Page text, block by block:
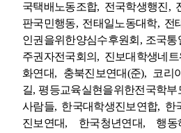
국택배노동조합, 전국학생행진,
판국민행동, 전태일노동대학, 전
인권을위한양심수후원회 , 조국통
주권자전국회의 , 진보대학생네트
화연대, 충북진보연대(준), 코리
길,평등교육실현을위한전국학부
사람들, 한국대학생진보연합, 한
진보연대, 한국청년연대, 행동